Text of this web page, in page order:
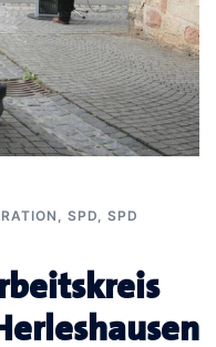
SPD
SPD